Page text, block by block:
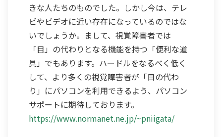
きな人たちのものでした。しかし今は、テレ
ビやビデオに近い存在になっているのではな
いでしょうか。まして、視覚障害者では
「目」の代わりとなる機能を持つ「便利な道
具」でもあります。ハードルをなるべく低く
して、より多くの視覚障害者が「目の代わ
り」にパソコンを利用できるよう、パソコン
サポートに期待しております。
https://www.normanet.ne.jp/~pniigata/